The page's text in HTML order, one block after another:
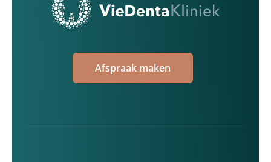
Afspraak maken